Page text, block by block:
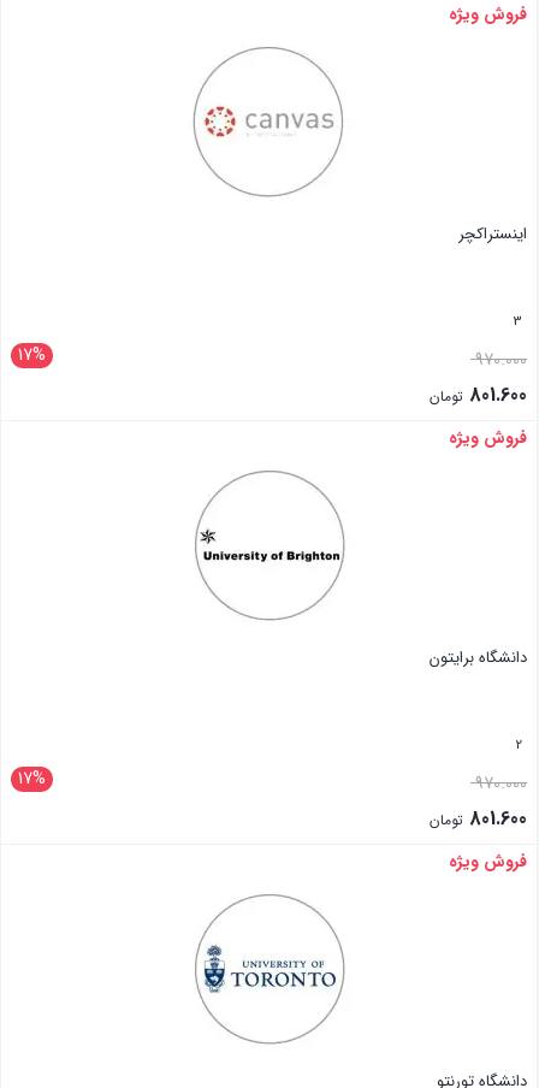
بستن
فروش ویژه
اینستراکچر
3
17% 970.000
801.600 تومان
بستن
فروش ویژه
دانشگاه برایتون
2
17% 970.000
801.600 تومان
بستن
فروش ویژه
دانشگاه تورنتو